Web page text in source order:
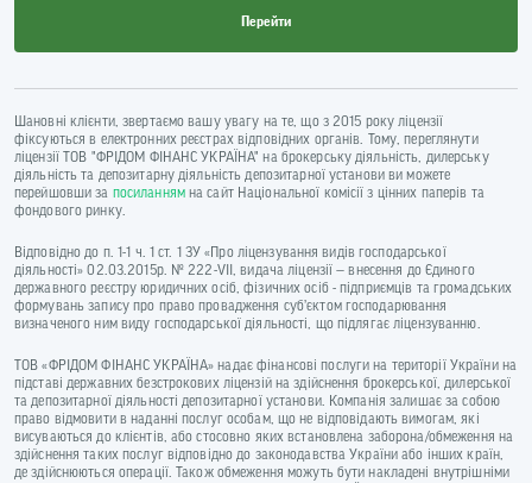
Перейти
Шановні клієнти, звертаємо вашу увагу на те, що з 2015 року ліцензії
фіксуються в електронних реєстрах відповідних органів. Тому, переглянути
ліцензії ТОВ "ФРІДОМ ФІНАНС УКРАЇНА" на брокерську діяльність, дилерську
діяльність та депозитарну діяльність депозитарної установи ви можете
перейшовши за посиланнямна сайт Національної комісії з цінних паперів та
фондового ринку.
Відповідно до п. 1-1 ч. 1 ст. 1 ЗУ «Про ліцензування видів господарської
діяльності» 02.03.2015р. № 222-VII, видача ліцензії — внесення до Єдиного
державного реєстру юридичних осіб, фізичних осіб - підприємців та громадських
формувань запису про право провадження суб’єктом господарювання
визначеного ним виду господарської діяльності, що підлягає ліцензуванню.
ТОВ «ФРІДОМ ФІНАНС УКРАЇНА» надає фінансові послуги на території України на
підставі державних безстрокових ліцензій на здійснення брокерської, дилерської
та депозитарної діяльності депозитарної установи. Компанія залишає за собою
право відмовити в наданні послуг особам, що не відповідають вимогам, які
висуваються до клієнтів, або стосовно яких встановлена заборона/обмеження на
здійснення таких послуг відповідно до законодавства України або інших країн,
де здійснюються операції. Також обмеження можуть бути накладені внутрішніми